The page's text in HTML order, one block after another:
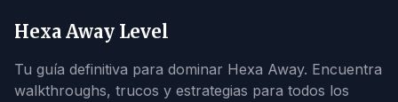
Hexa Away Level
Tu guía definitiva para dominar Hexa Away. Encuentra
walkthroughs, trucos y estrategias para todos los